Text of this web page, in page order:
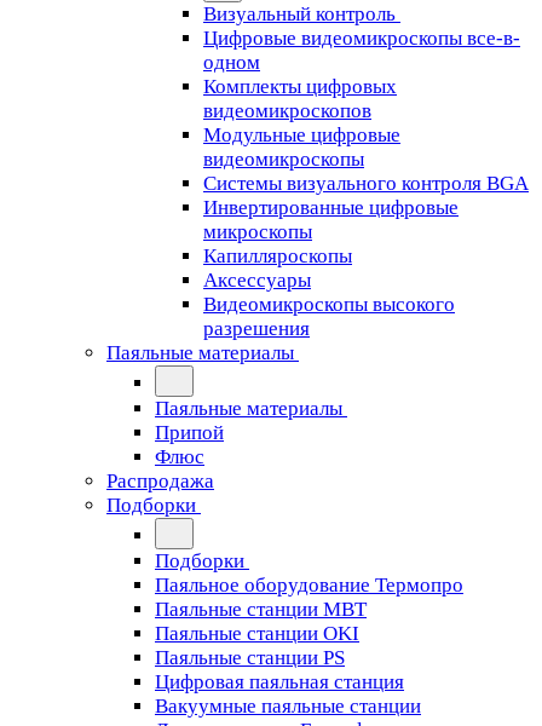
Визуальный контроль
Цифровые видеомикроскопы все-в-
одном
Комплекты цифровых
видеомикроскопов
Модульные цифровые
видеомикроскопы
Cистемы визуального контроля BGA
Инвертированные цифровые
микроскопы
Капилляроскопы
Аксессуары
Видеомикроскопы высокого
разрешения
Паяльные материалы
Паяльные материалы
Припой
Флюс
Распродажа
Подборки
Подборки
Паяльное оборудование Термопро
Паяльные станции MBT
Паяльные станции OKI
Паяльные станции PS
Цифровая паяльная станция
Вакуумные паяльные станции